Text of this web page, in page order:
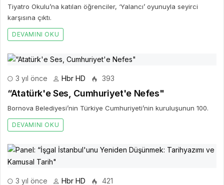
Tiyatro Okulu’na katılan öğrenciler, ‘Yalancı’ oyunuyla seyirci
karşısına çıktı.
DEVAMINI OKU
3 yıl önce Hbr HD 393
“Atatürk'e Ses, Cumhuriyet'e Nefes"
Bornova Belediyesi’nin Türkiye Cumhuriyeti’nin kuruluşunun 100.
DEVAMINI OKU
3 yıl önce Hbr HD 421